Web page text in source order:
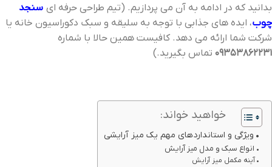
بدانید که در ادامه به آن می پردازیم. (تیم طراحی حرفه ای سنجد
چوب، ایده های جذابی با توجه به سلیقه و سبک دکوراسیون خانه یا
شرکت شما ارائه می دهد. کافیست همین حالا با شماره
09353862231 تماس بگیرید.)
خواهید خواند:
ویژگی و استانداردهای مهم یک میز آرایشی
انواع سبک و مدل میز آرایش
آینه مکمل میز آرایش